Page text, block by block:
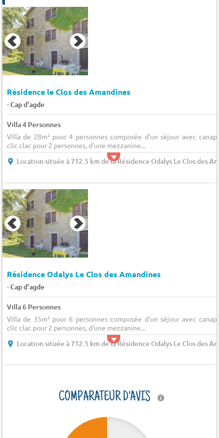
Résidence le Clos des Amandines
-Cap d'agde
Villa 4 Personnes
Villa de 28m² pour 4 personnes composée d'un séjour avec
clic clac pour 2 personnes, d'une mezzanine...
Location située à 712.5 km de la Résidence Odalys Le Clos des
Résidence Odalys Le Clos des Amandines
-Cap d'agde
Villa 6 Personnes
Villa de 35m² pour 6 personnes composée d'un séjour avec
clic clac pour 2 personnes, d'une mezzanine...
Location située à 712.5 km de la Résidence Odalys Le Clos des
COMPARATEUR D'AVIS